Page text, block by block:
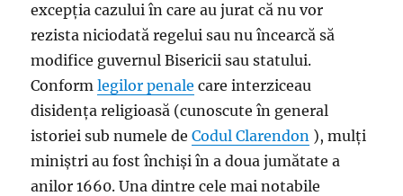
excepția cazului în care au jurat că nu vor
rezista niciodată regelui sau nu încearcă să
modifice guvernul Bisericii sau statului.
Conformlegilor penale care interziceau
disidența religioasă (cunoscute în general
istoriei sub numele deCodul Clarendon ), mulți
miniștri au fost închiși în a doua jumătate a
anilor 1660. Una dintre cele mai notabile